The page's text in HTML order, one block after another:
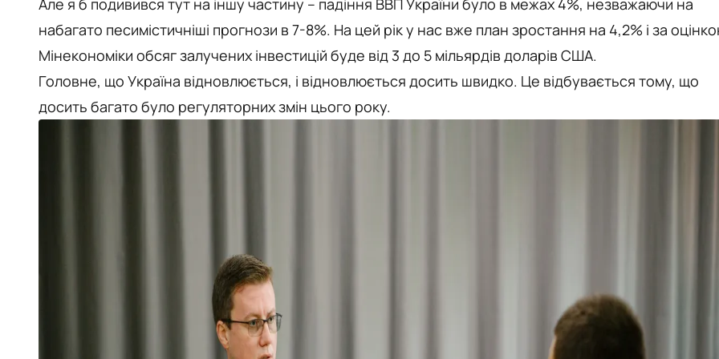
Але я б подивився тут на іншу частину – падіння ВВП України було в межах 4%, незважаючи на
набагато песимістичніші прогнози в 7-8%. На цей рік у нас вже план зростання на 4,2% і за
Мінекономіки обсяг залучених інвестицій буде від 3 до 5 мільярдів доларів США.
Головне, що Україна відновлюється, і відновлюється досить швидко. Це відбувається тому, що
досить багато було регуляторних змін цього року.